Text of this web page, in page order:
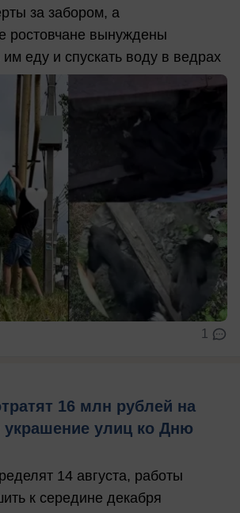
за забором, а
ростовчане вынуждены
еду и спускать воду в ведрах
1
16 млн рублей на
украшение улиц ко Дню
14 августа, работы
к середине декабря